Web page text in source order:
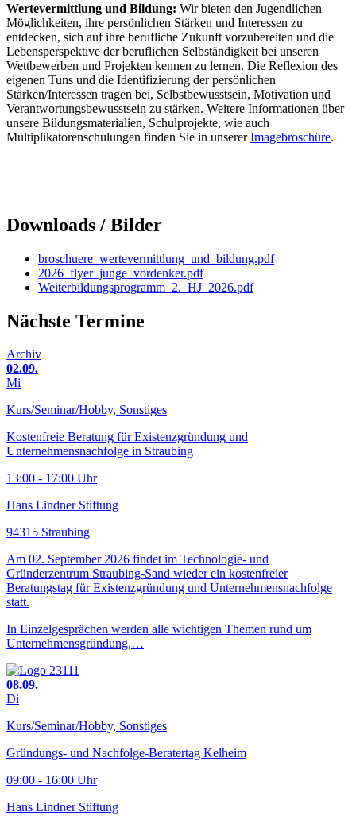
Wertevermittlung und Bildung: Wir bieten den Jugendlichen
Möglichkeiten, ihre persönlichen Stärken und Interessen zu
entdecken, sich auf ihre berufliche Zukunft vorzubereiten und die
Lebensperspektive der beruflichen Selbständigkeit bei unseren
Wettbewerben und Projekten kennen zu lernen. Die Reflexion des
eigenen Tuns und die Identifizierung der persönlichen
Stärken/Interessen tragen bei, Selbstbewusstsein, Motivation und
Verantwortungsbewusstsein zu stärken. Weitere Informationen über
unsere Bildungsmaterialien, Schulprojekte, wie auch
Multiplikatorenschulungen finden Sie in unsererImagebroschüre.
Downloads / Bilder
broschuere_wertevermittlung_und_bildung.pdf
2026_flyer_junge_vordenker.pdf
Weiterbildungsprogramm_2._HJ_2026.pdf
Nächste Termine
Archiv
02.09.
Mi
Kurs/Seminar/Hobby, Sonstiges
Kostenfreie Beratung für Existenzgründung und
Unternehmensnachfolge in Straubing
13:00 - 17:00 Uhr
Hans Lindner Stiftung
94315 Straubing
Am 02. September 2026 findet im Technologie- und
Gründerzentrum Straubing-Sand wieder ein kostenfreier
Beratungstag für Existenzgründung und Unternehmensnachfolge
statt.
In Einzelgesprächen werden alle wichtigen Themen rund um
Unternehmensgründung,…
08.09.
Di
Kurs/Seminar/Hobby, Sonstiges
Gründungs- und Nachfolge-Beratertag Kelheim
09:00 - 16:00 Uhr
Hans Lindner Stiftung